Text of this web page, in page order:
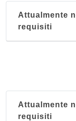
Attualmente
requisiti
Attualmente
requisiti